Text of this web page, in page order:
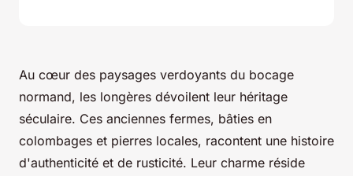
Au cœur des paysages verdoyants du bocage
normand, les longères dévoilent leur héritage
séculaire. Ces anciennes fermes, bâties en
colombages et pierres locales, racontent une histoire
d'authenticité et de rusticité. Leur charme réside